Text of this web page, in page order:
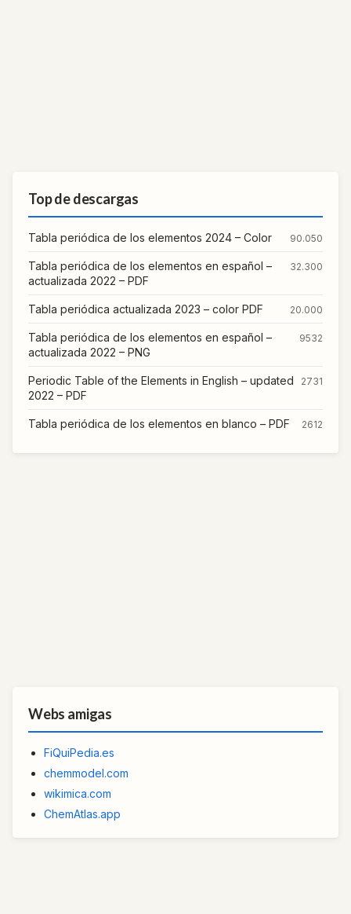
Top de descargas
Tabla periódica de los elementos 2024 – Color 90.050
Tabla periódica de los elementos en español –
actualizada 2022 – PDF
32.300
Tabla periódica actualizada 2023 – color PDF 20.000
Tabla periódica de los elementos en español –
actualizada 2022 – PNG
9532
Periodic Table of the Elements in English – updated
2022 – PDF
2731
Tabla periódica de los elementos en blanco – PDF 2612
Webs amigas
FiQuiPedia.es
chemmodel.com
wikimica.com
ChemAtlas.app